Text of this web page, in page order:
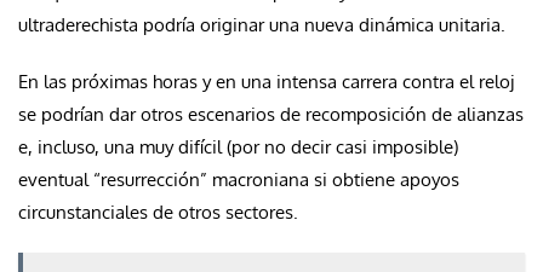
ultraderechista podría originar una nueva dinámica unitaria.
En las próximas horas y en una intensa carrera contra el reloj
se podrían dar otros escenarios de recomposición de alianzas
e, incluso, una muy difícil (por no decir casi imposible)
eventual “resurrección” macroniana si obtiene apoyos
circunstanciales de otros sectores.